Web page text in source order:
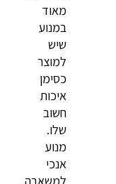
מאוד
במנוע
שיש
למוצר
כסימן
איכות
חשוב
שלו.
מנוע
אנכי